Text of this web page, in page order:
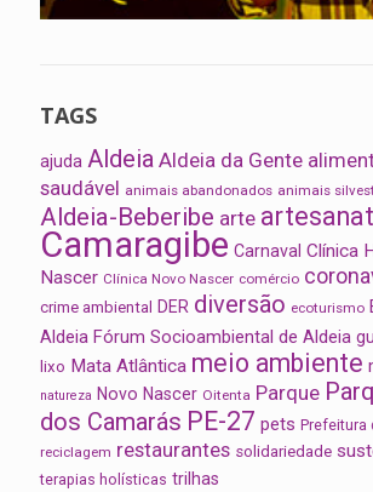
TAGS
ajuda Aldeia Aldeia da Gente
saudável animais abandonados animais
Aldeia-Beberibe arte
Camaragibe Carnaval Clínica
Nascer Clínica Novo Nascer comércio
crime ambiental DER diversão ecoturismo
Aldeia Fórum Socioambiental de Aldeia
lixo Mata Atlântica meio ambiente
natureza Novo Nascer Oitenta Parque
dos Camarás PE-27 pets Prefeitura
reciclagem restaurantes solidariedade
terapias holísticas trilhas